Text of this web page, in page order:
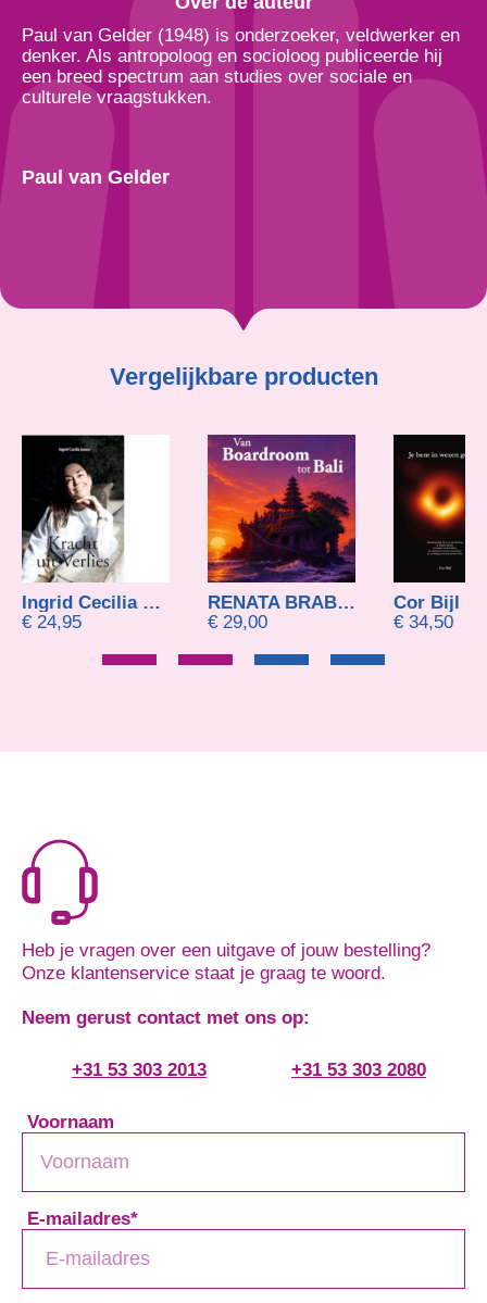
Paul van Gelder (1948) is onderzoeker, veldwerker en
denker. Als antropoloog en socioloog publiceerde hij
een breed spectrum aan studies over sociale en
culturele vraagstukken.
Paul van Gelder
Vergelijkbare producten
Ingrid Cecilia Jansen
RENATA BRABANDER
29,00
Cor Bijl
34,50
Heb je vragen over een uitgave of jouw bestelling?
Onze klantenservice staat je graag te woord.
Neem gerust contact met ons op:
+31 53 303 2013 +31 53 303 2080
Voornaam
E-mailadres*